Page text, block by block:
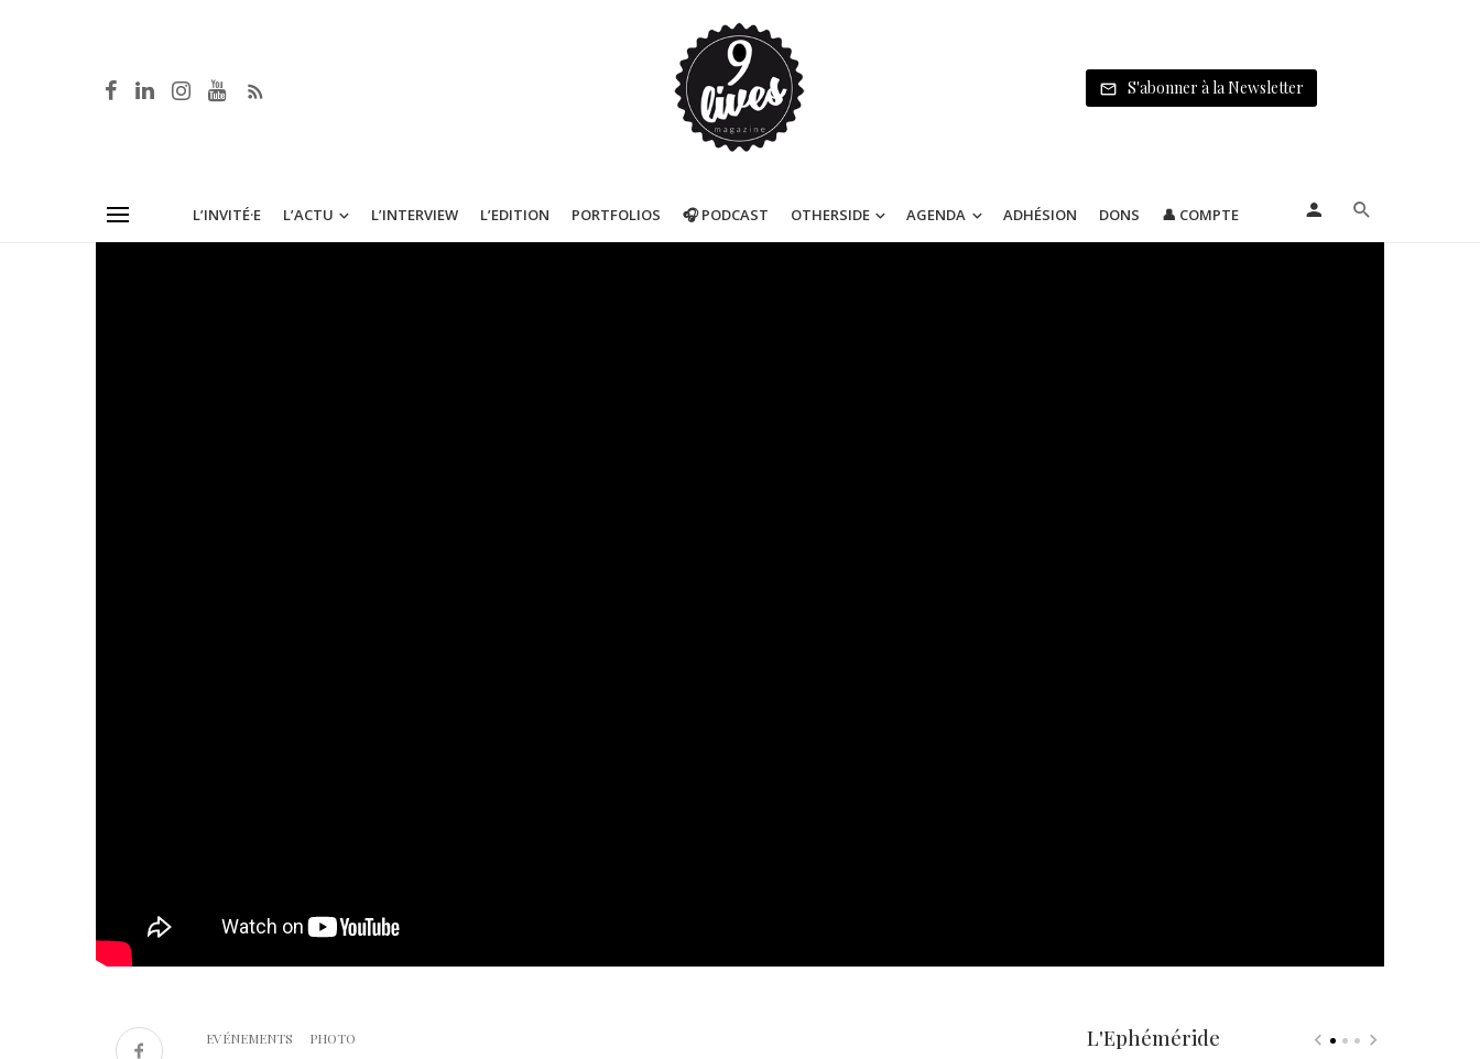
S'abonner à la Newsletter
L’INVITÉ·E L’ACTU L’INTERVIEW L’EDITION PORTFOLIOS 🎧 PODCAST OTHERSIDE AGENDA ADHÉSION DONS 👤 COMPTE
EVÉNEMENTS PHOTO L'Ephéméride